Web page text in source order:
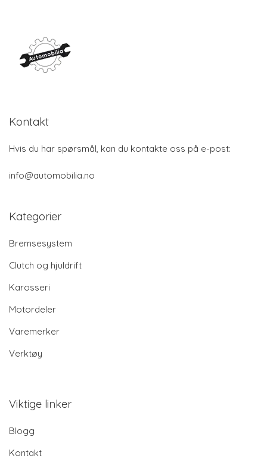
Kontakt
Hvis du har spørsmål, kan du kontakte oss på e-post:
info@automobilia.no
Kategorier
Bremsesystem
Clutch og hjuldrift
Karosseri
Motordeler
Varemerker
Verktøy
Viktige linker
Blogg
Kontakt